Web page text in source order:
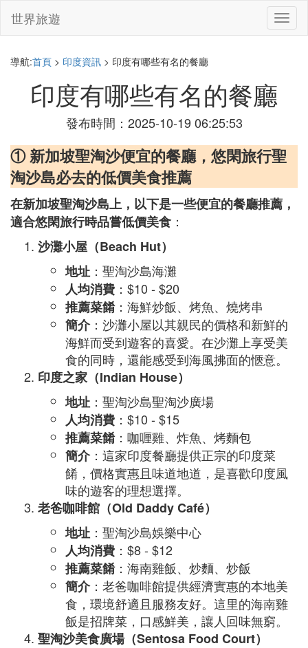
切
換
世界旅遊
導航:首頁 > 印度資訊 > 印度有哪些有名的餐廳
印度有哪些有名的餐廳
發布時間：2025-10-19 06:25:53
① 新加坡聖淘沙便宜的餐廳，悠閑旅行聖
淘沙島必去的低價美食推薦
在新加坡聖淘沙島上，以下是一些便宜的餐廳推薦，
適合悠閑旅行時品嘗低價美食 ：
沙灘小屋（Beach Hut）
地址 ：聖淘沙島海灘
人均消費 ：$10 - $20
推薦菜餚：海鮮炒飯、烤魚、燒烤串
簡介：沙灘小屋以其親民的價格和新鮮的
海鮮而受到遊客的喜愛。在沙灘上享受美
食的同時，還能感受到海風拂面的愜意。
印度之家（Indian House）
地址 ：聖淘沙島聖淘沙廣場
人均消費 ：$10 - $15
推薦菜餚：咖喱雞、炸魚、烤麵包
簡介：這家印度餐廳提供正宗的印度菜
餚，價格實惠且味道地道，是喜歡印度風
味的遊客的理想選擇。
老爸咖啡館（Old Daddy Café）
地址 ：聖淘沙島娛樂中心
人均消費 ：$8 - $12
推薦菜餚：海南雞飯、炒麵、炒飯
簡介：老爸咖啡館提供經濟實惠的本地美
食，環境舒適且服務友好。這里的海南雞
飯是招牌菜，口感鮮美，讓人回味無窮。
聖淘沙美食廣場（Sentosa Food Court）